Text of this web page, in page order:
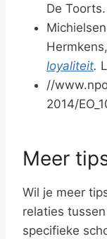
De Toorts.
loyaliteit.
//
2014/
Meer
Wil je meer
relaties
specifieke